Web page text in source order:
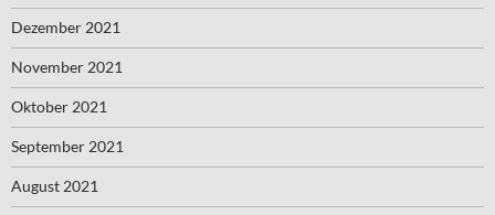
Dezember 2021
November 2021
Oktober 2021
September 2021
August 2021